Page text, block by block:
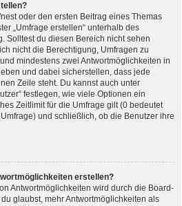
oder den ersten Beitrag eines Themas
„Umfrage erstellen“ unterhalb des
Solltest du diesen Bereich nicht sehen
nicht die Berechtigung, Umfragen zu
mindestens zwei Antwortmöglichkeiten in
und dabei sicherstellen, dass jede
Zeile steht. Du kannst auch unter
festlegen, wie viele Optionen ein
Zeitlimit für die Umfrage gilt (0 bedeutet
und schließlich, ob die Benutzer ihre
erstellen?
Antwortmöglichkeiten wird durch die Board-
glaubst, mehr Antwortmöglichkeiten als